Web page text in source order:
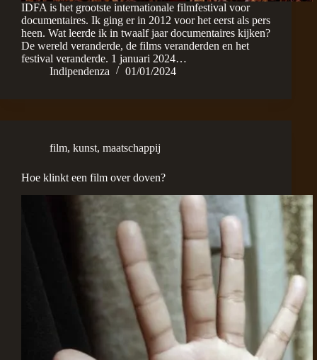
IDFA is het grootste internationale filmfestival voor
documentaires. Ik ging er in 2012 voor het eerst als pers
heen. Wat leerde ik in twaalf jaar documentaires kijken?
De wereld veranderde, de films veranderden en het
festival veranderde. 1 januari 2024…
Indipendenza
01/01/2024
film, kunst, maatschappij
Hoe klinkt een film over doven?